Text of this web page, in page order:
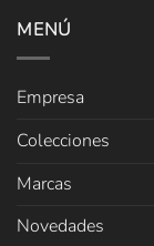
MENÚ
Empresa
Colecciones
Marcas
Novedades